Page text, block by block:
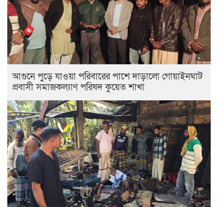
আগুনে পুড়ে যাওয়া পরিবারের পাশে দাড়ালো গোয়াইনঘাট
প্রবাসী সমাজকল্যাণ পরিষদ কুয়েত শাখা